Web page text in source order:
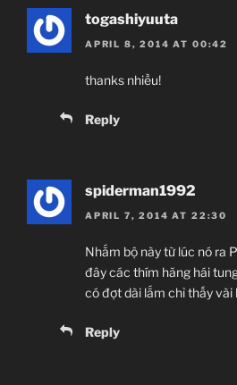
togashiyuuta
APRIL 8, 2014 AT 00:42
thanks nhiều!
Reply
spiderman1992
APRIL 7, 2014 AT 22:30
Nhắm bộ này từ lúc nó ra
đây các thím hăng hái
có đợt dài lắm chỉ thấy vài
Reply